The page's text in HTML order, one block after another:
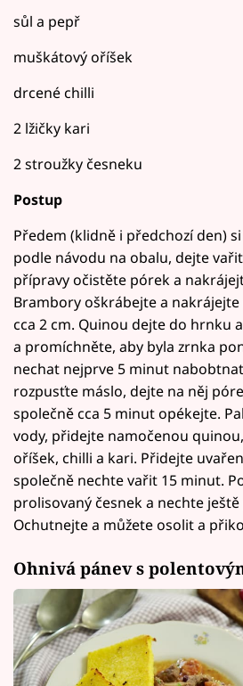
sůl a pepř
muškátový oříšek
drcené chilli
2 lžičky kari
2 stroužky česneku
Postup
Předem (klidně i předchozí den)
podle návodu na obalu, dejte
přípravy očistěte pórek a
Brambory oškrábejte a
cca 2 cm. Quinou dejte do hrnku
a promíchněte, aby byla zrnka
nechat nejprve 5 minut
rozpusťte máslo, dejte na něj
společně cca 5 minut opékejte.
vody, přidejte namočenou
oříšek, chilli a kari. Přidejte
společně nechte vařit 15 minut.
prolisovaný česnek a nechte
Ochutnejte a můžete osolit a
Ohnivá pánev s